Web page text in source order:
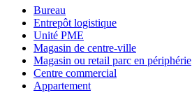
Bureau
Entrepôt logistique
Unité PME
Magasin de centre-ville
Magasin ou retail parc en périphérie
Centre commercial
Appartement